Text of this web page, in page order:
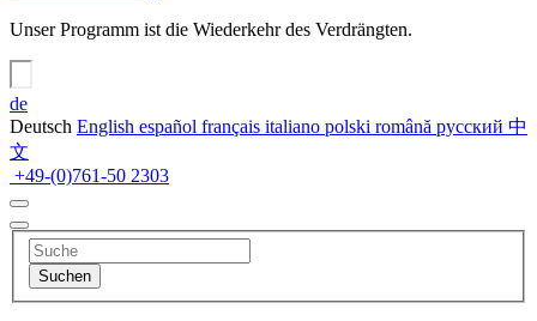
Unser Programm ist die Wiederkehr des Verdrängten.
de
Deutsch English español français italiano polski română русский 中
文
+49-(0)761-50 2303